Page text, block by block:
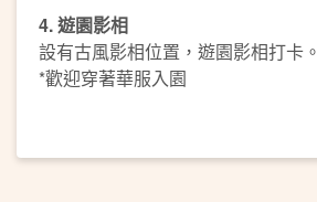
4. 遊園影相
設有古風影相位置，遊園影相打卡。
*歡迎穿著華服入園